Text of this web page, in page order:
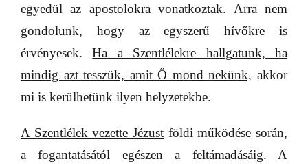
egyedül az apostolokra vonatkoztak. Arra nem
gondolunk, hogy az egyszerű hívőkre is
érvényesek.Ha a Szentlélekre hallgatunk, ha
mindig azt tesszük, amit Ő mond nekünk, akkor
mi is kerülhetünk ilyen helyzetekbe.
A Szentlélek vezette Jézust földi működése során,
a fogantatásától egészen a feltámadásáig. A